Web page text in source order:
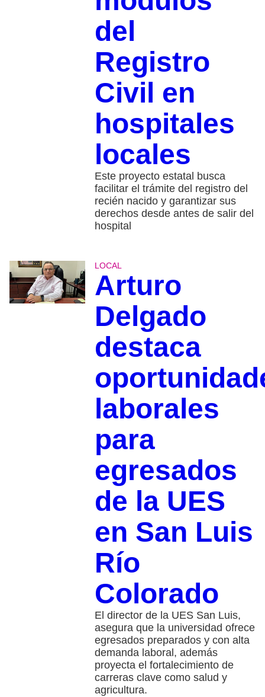
del
Registro
Civil en
hospitales
locales
Este proyecto estatal busca
facilitar el trámite del registro del
recién nacido y garantizar sus
derechos desde antes de salir del
hospital
LOCAL
Arturo
Delgado
destaca
laborales
para
egresados
de la UES
en San Luis
Río
Colorado
El director de la UES San Luis,
asegura que la universidad ofrece
egresados preparados y con alta
demanda laboral, además
proyecta el fortalecimiento de
carreras clave como salud y
agricultura.